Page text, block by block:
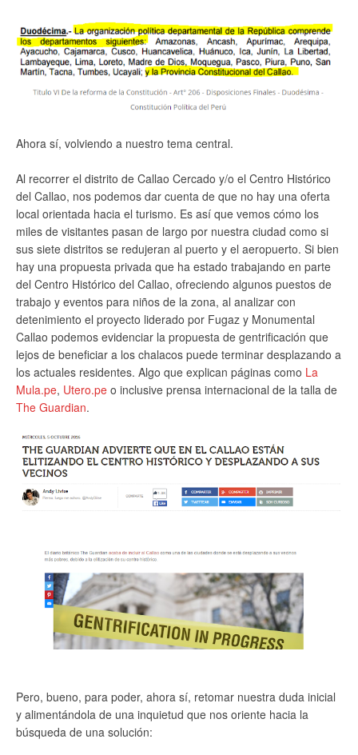
Ahora sí, volviendo a nuestro tema central.
Al recorrer el distrito de Callao Cercado y/o el Centro Histórico
del Callao, nos podemos dar cuenta de que no hay una oferta
local orientada hacia el turismo. Es así que vemos cómo los
miles de visitantes pasan de largo por nuestra ciudad como si
sus siete distritos se redujeran al puerto y el aeropuerto. Si bien
hay una propuesta privada que ha estado trabajando en parte
del Centro Histórico del Callao, ofreciendo algunos puestos de
trabajo y eventos para niños de la zona, al analizar con
detenimiento el proyecto liderado por Fugaz y Monumental
Callao podemos evidenciar la propuesta de gentrificación que
lejos de beneficiar a los chalacos puede terminar desplazando a
los actuales residentes. Algo que explican páginas como La
Mula.pe, Utero.pe o inclusive prensa internacional de la talla de
The Guardian.
Pero, bueno, para poder, ahora sí, retomar nuestra duda inicial
y alimentándola de una inquietud que nos oriente hacia la
búsqueda de una solución: